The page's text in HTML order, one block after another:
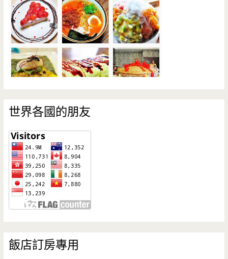
世界各國的朋友
飯店訂房專用